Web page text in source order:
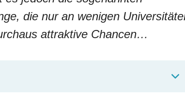
die nur an wenigen
attraktive Chancen…